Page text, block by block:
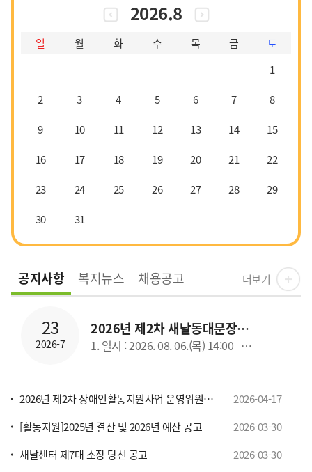
2026.8
일 월 화 수 목 금
토
1
2 3 4 5 6 7 8
9 10 11 12 13 14 15
16 17 18 19 20 21 22
23 24 25 26 27 28 29
30 31
공지사항 복지뉴스 채용공고 더보기
23
2026-7
2026년 제2차 새날동대문장애인자립생활센터 운영위원회의 개최 안내
1. 일시 : 2026. 08. 06.(목) 14:00 2. 장소 : 새날센터 프로그램실 3. 안건 : 1) 보고안건 &middo
2026년 제2차 장애인활동지원사업 운영위원회 개최
2026-04-17
[활동지원]2025년 결산 및 2026년 예산 공고
2026-03-30
새날센터 제7대 소장 당선 공고
2026-03-30